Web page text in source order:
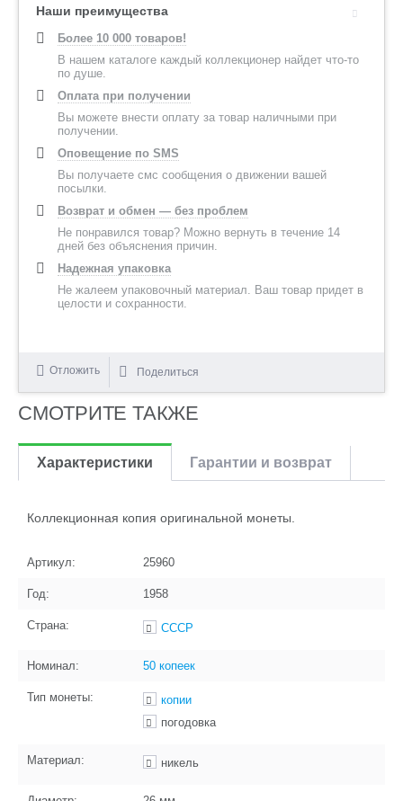
Наши преимущества
Более 10 000 товаров!
В нашем каталоге каждый коллекционер найдет что-то
по душе.
Оплата при получении
Вы можете внести оплату за товар наличными при
получении.
Оповещение по SMS
Вы получаете смс сообщения о движении вашей
посылки.
Возврат и обмен — без проблем
Не понравился товар? Можно вернуть в течение 14
дней без объяснения причин.
Надежная упаковка
Не жалеем упаковочный материал. Ваш товар придет в
целости и сохранности.
Отложить Поделиться
СМОТРИТЕ ТАКЖЕ
Характеристики Гарантии и возврат
Коллекционная копия оригинальной монеты.
Артикул: 25960
Год: 1958
Страна: СССР
Номинал: 50 копеек
Тип монеты:
копии
погодовка
Материал: никель